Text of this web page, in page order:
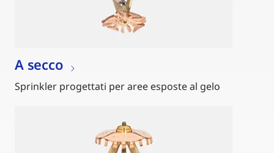
A secco
Sprinkler progettati per aree esposte al gelo